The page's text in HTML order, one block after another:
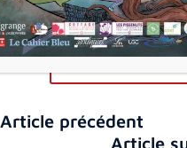
Voir tous les
Article précédent
Article